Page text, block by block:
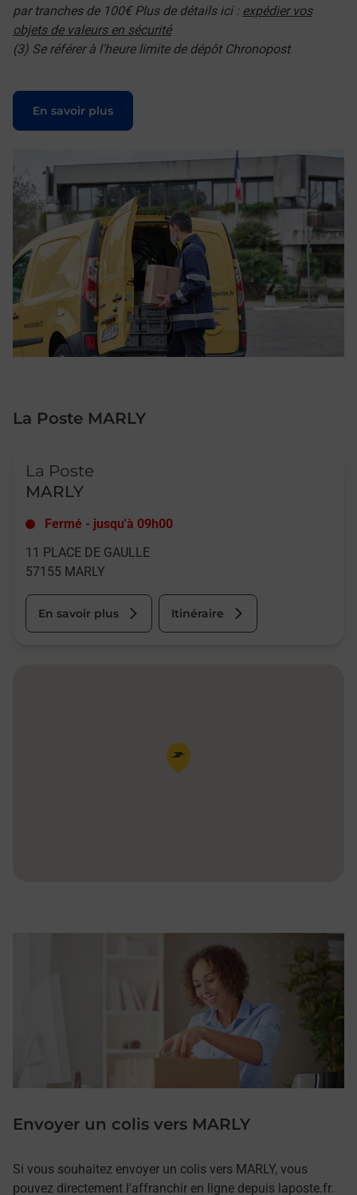
par tranches de 100€ Plus de détails ici : expédier vos
objets de valeurs en sécurité
(3) Se référer à l'heure limite de dépôt Chronopost
En savoir plus
Le lien s'ouvre dans un nouvel onglet
La Poste MARLY
La Poste
MARLY
Fermé - jusqu'à 09h00
11 PLACE DE GAULLE
57155 MARLY
En savoir plus Itinéraire
Pin de la carte
Envoyer un colis vers MARLY
Si vous souhaitez envoyer un colis vers MARLY, vous
pouvez directement l'affranchir en ligne depuis laposte.fr.